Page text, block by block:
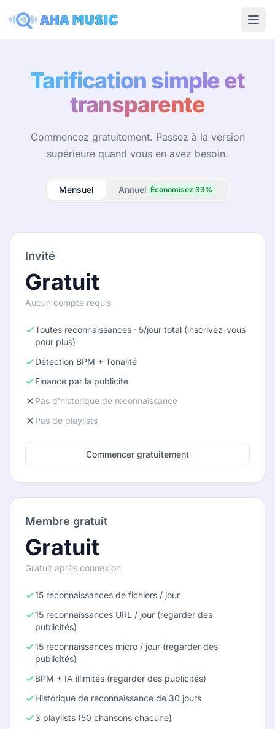
Tarification simple et
transparente
Commencez gratuitement. Passez à la version
supérieure quand vous en avez besoin.
Mensuel Annuel Économisez 33%
Invité
Gratuit
Aucun compte requis
Toutes reconnaissances · 5/jour total (inscrivez-vous
pour plus)
Détection BPM + Tonalité
Financé par la publicité
Pas d'historique de reconnaissance
Pas de playlists
Commencer gratuitement
Membre gratuit
Gratuit
Gratuit après connexion
15 reconnaissances de fichiers / jour
15 reconnaissances URL / jour (regarder des
publicités)
15 reconnaissances micro / jour (regarder des
publicités)
BPM + IA illimités (regarder des publicités)
Historique de reconnaissance de 30 jours
3 playlists (50 chansons chacune)